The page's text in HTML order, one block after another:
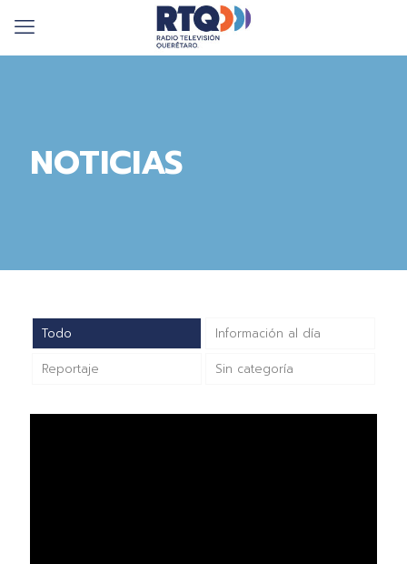
NOTICIAS
Todo Información al día
Reportaje Sin categoría